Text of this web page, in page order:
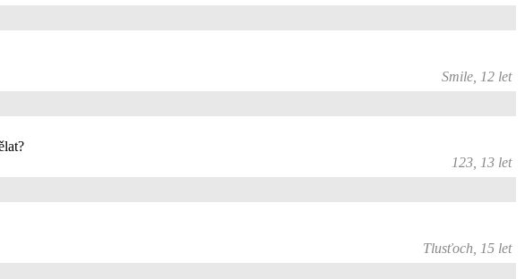
Smile, 12 let
123, 13 let
Tlusťoch, 15 let